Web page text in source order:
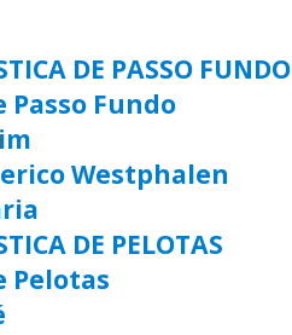
DE PASSO FUNDO
Fundo
Westphalen
DE PELOTAS
Pelotas